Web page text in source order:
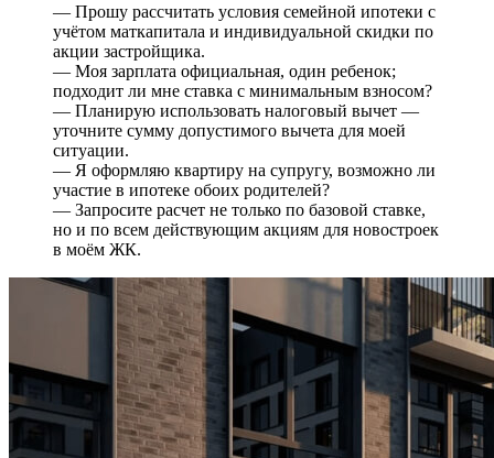
— Прошу рассчитать условия семейной ипотеки с
учётом маткапитала и индивидуальной скидки по
акции застройщика.
— Моя зарплата официальная, один ребенок;
подходит ли мне ставка с минимальным взносом?
— Планирую использовать налоговый вычет —
уточните сумму допустимого вычета для моей
ситуации.
— Я оформляю квартиру на супругу, возможно ли
участие в ипотеке обоих родителей?
— Запросите расчет не только по базовой ставке,
но и по всем действующим акциям для новостроек
в моём ЖК.